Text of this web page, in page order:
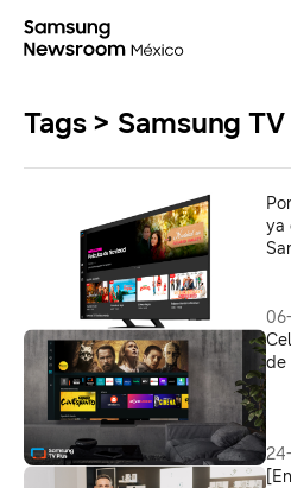
Tags > Samsung
ya
de